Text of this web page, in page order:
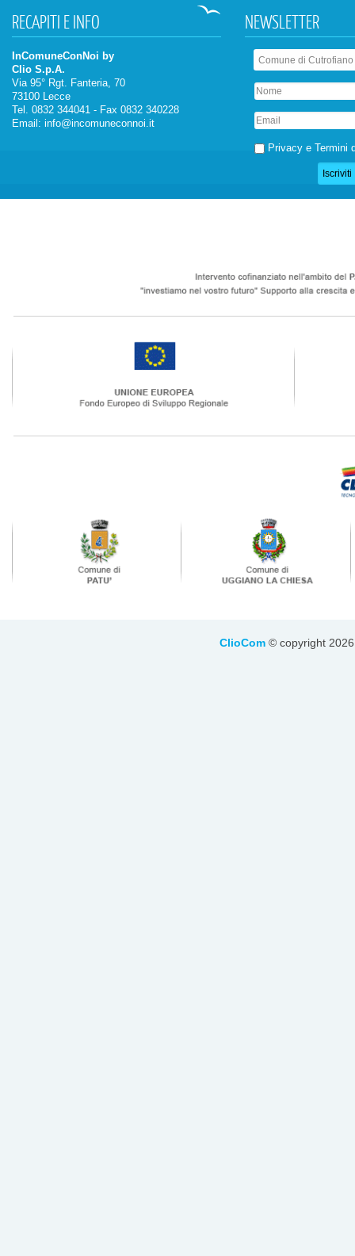
RECAPITI E INFO
InComuneConNoi by
Clio S.p.A.
Via 95° Rgt. Fanteria, 70
73100 Lecce
Tel. 0832 344041 - Fax 0832 340228
Email: info@incomuneconnoi.it
NEWSLETTER
Privacy e Termini
ClioCom © copyright